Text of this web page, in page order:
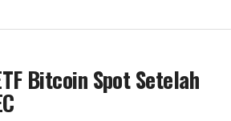
Bitcoin Spot Setelah